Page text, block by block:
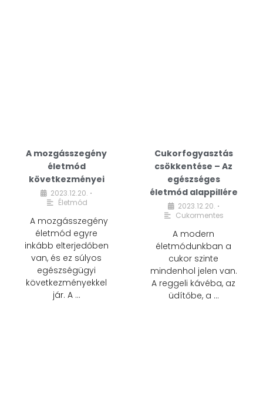
A mozgásszegény
életmód
következményei
2023.12.20. •
Életmód
A mozgásszegény
életmód egyre
inkább elterjedőben
van, és ez súlyos
egészségügyi
következményekkel
jár. A …
Cukorfogyasztás
csökkentése – Az
egészséges
életmód alappillére
2023.12.20. •
Cukormentes
A modern
életmódunkban a
cukor szinte
mindenhol jelen van.
A reggeli kávéba, az
üdítőbe, a …